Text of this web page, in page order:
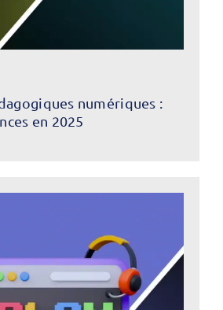
numériques :
en 2025